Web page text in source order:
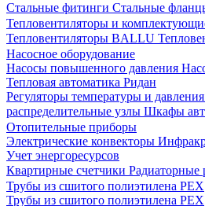
Стальные фитинги Стальные
Тепловентиляторы и
Тепловентиляторы BALLU
Насосное оборудование
Насосы повышенного давления
Тепловая автоматика Ридан
Регуляторы температуры и
распределительные узлы Шкафы
Отопительные приборы
Электрические конвекторы
Учет энергоресурсов
Квартирные счетчики Радиаторные
Трубы из сшитого полиэтилена PEX
Трубы из сшитого полиэтилена PEX